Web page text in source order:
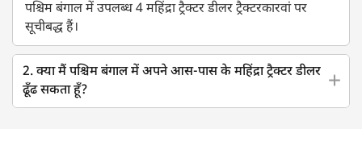
पश्चिम बंगाल में उपलब्ध 4 महिंद्रा ट्रैक्टर डीलर ट्रैक्टरकारवां पर
सूचीबद्ध हैं।
2. क्या मैं पश्चिम बंगाल में अपने आस-पास के महिंद्रा ट्रैक्टर डीलर
ढूँढ सकता हूँ?